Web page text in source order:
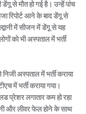
डेंगू से मौत हो गई है। उन्हें पांच
रिपोर्ट आने के बाद डेंगू से
में सीजन में डेंगू से यह
को भी अस्पताल में भर्ती
अस्पताल में भर्ती कराया
में भर्ती कराया गया।
प्रेशर लगातार कम हो रहा
और लीवर फेल होने के साथ